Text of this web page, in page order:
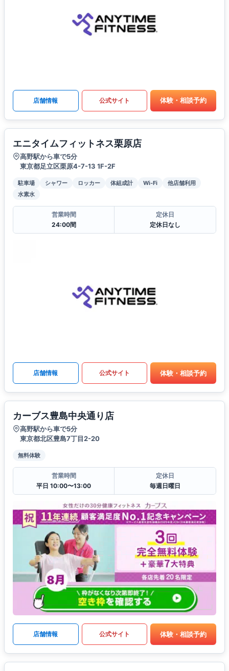
店舗情報 公式サイト 体験・相談予約
エニタイムフィットネス栗原店
高野駅から車で5分
東京都足立区栗原4-7-13 1F-2F
駐車場 シャワー ロッカー 体組成計 Wi-Fi
他店舗利用
水素水
営業時間
24:00間
定休日
定休日なし
店舗情報 公式サイト 体験・相談予約
カーブス豊島中央通り店
高野駅から車で5分
東京都北区豊島7丁目2-20
無料体験
営業時間
平日 10:00〜13:00
定休日
毎週日曜日
店舗情報 公式サイト 体験・相談予約